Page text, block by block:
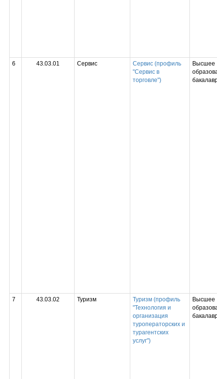
6 43.03.01 Сервис
Сервис (профиль
"Сервис в
торговле")
Высшее
7 43.03.02 Туризм
Туризм (профиль
"Технология и
организация
туроператорских и
турагентских
услуг")
Высшее